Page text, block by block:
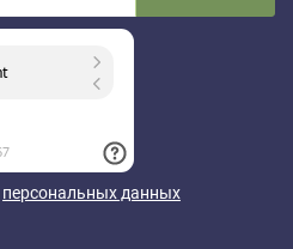
персональных данных